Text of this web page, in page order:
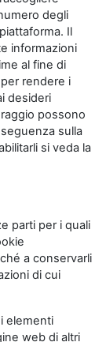
degli
Il
informazioni
al fine di
rendere i
desideri
possono
sulla
si veda la
parti per i quali
a conservarli
di cui
elementi
web di altri